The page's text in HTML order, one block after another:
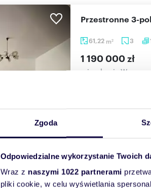
Zgoda
Odpowiedzialne wykorzystanie Twoich
Wraz z naszymi 1022 partnerami
pliki cookie, w celu wyświetlania
61,22 m2 3
Przestronne 3-
1 190 000 zł
mieszkanie
OFERUJĘ DO